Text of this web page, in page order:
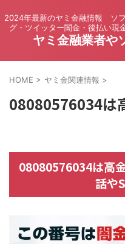
2024年最新のヤミ金融情報 ソ
グ・ツイッター闇金・後払い現
ヤミ金融業者や
HOME > ヤミ金関連情報 >
08080576034は
08080576034は高
話や